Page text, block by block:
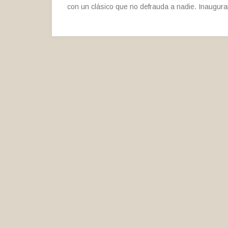
con un clásico que no defrauda a nadie.